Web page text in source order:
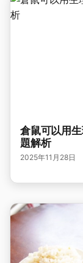
倉鼠可以用
題解析
2025年11月28日